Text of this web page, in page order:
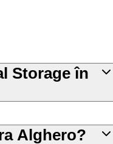
Storage în
Alghero?